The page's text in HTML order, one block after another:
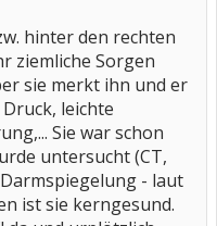
hinter den rechten
ziemliche Sorgen
sie merkt ihn und er
leichte
Sie war schon
untersucht (CT,
- laut
ist sie kerngesund.